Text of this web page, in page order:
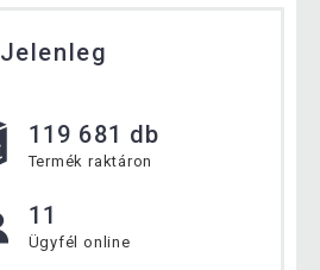
Jelenleg
119 681 db
Termék raktáron
11
Ügyfél online